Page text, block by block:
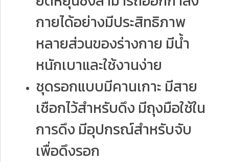
กายได้อย่างมีประสิทธิภาพ
หลายส่วนของร่างกาย มีน้ำ
หนักเบาและใช้งานง่าย
ชุดรอกแบบมีคานเกาะ มีสาย
เชือกไว้สำหรับดึง มีถุงมือใช้ใน
การดึง มีอุปกรณ์สำหรับจับ
เพื่อดึงรอก